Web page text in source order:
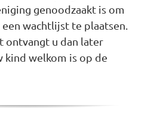
genoodzaakt is om
wachtlijst te plaatsen.
ontvangt u dan later
kind welkom is op de